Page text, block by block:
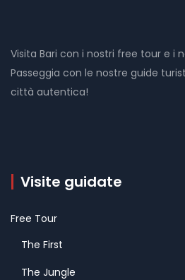
Visita Bari con i nostri free tour e i
Passeggia con le nostre guide
città autentica!
Visite guidate
Free Tour
The First
The Jungle